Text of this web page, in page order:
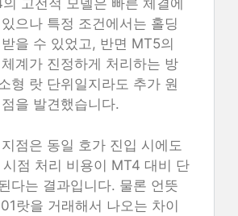
고전적 모델은 빠른 체결에
으나 특정 조건에서는 홀딩
을 수 있었고, 반면 MT5의
계가 진정하게 처리하는 방
형 랏 단위일지라도 추가 원
을 발견했습니다.
점은 동일 호가 진입 시에도
점 처리 비용이 MT4 대비 단
다는 결과입니다. 물론 언뜻
랏을 거래해서 나오는 차이